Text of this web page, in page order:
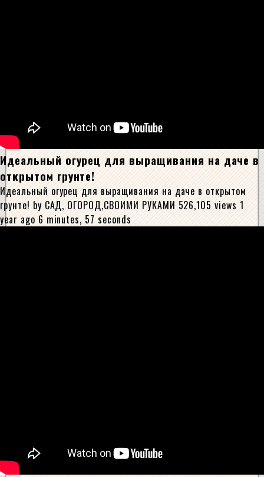
Идеальный огурец для выращивания на даче в
открытом грунте!
Идеальный огурец для выращивания на даче в открытом
грунте! by САД, ОГОРОД,СВОИМИ РУКАМИ 526,105 views 1
year ago 6 minutes, 57 seconds